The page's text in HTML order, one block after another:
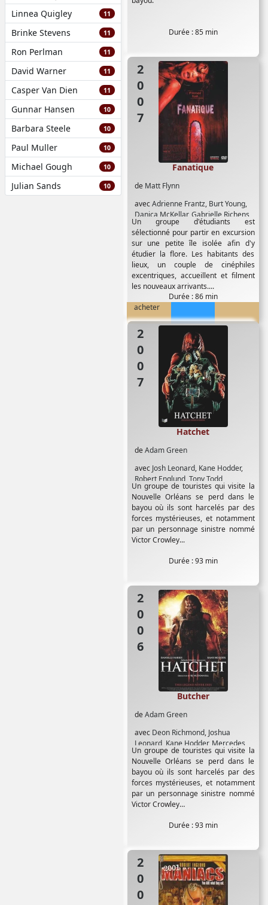
Linnea Quigley 11
Brinke Stevens 11
Ron Perlman 11
David Warner 11
Casper Van Dien 11
Gunnar Hansen 10
Barbara Steele 10
Paul Muller 10
Michael Gough 10
Julian Sands 10
McNab
Durée : 85 min
2007
de Matt Flynn
avecAdrienne Frantz, Burt Young,
Danica McKellar, Gabrielle Richens
Jay Kenneth Johnson,Juliet Landau,
Justin Chon ,Kane Hodder, Tony
Burton, Travis Schuldt,William
Fordythe
Fanatique
Un groupe d'étudiants est
sélectionné pour partir en excursion
sur une petite île isolée afin d'y
étudier la flore. Les habitants des
lieux, un couple de cinéphiles
excentriques, accueillent et filment
les nouveaux arrivants....
Durée : 86 min
acheter
2007
deAdam Green
avec Josh Leonard, Kane Hodder,
Robert Englund, Tony Todd
Hatchet
Un groupe de touristes qui visite la
Nouvelle Orléans se perd dans le
bayou où ils sont harcelés par des
forces mystérieuses, et notamment
par un personnage sinistre nommé
Victor Crowley...
Durée : 93 min
2006
deAdam Green
avec Deon Richmond, Joshua
Leonard, Kane Hodder, Mercedes
McNar,Parry Shen,Robert Englund,
Tony Todd
Butcher
Un groupe de touristes qui visite la
Nouvelle Orléans se perd dans le
bayou où ils sont harcelés par des
forces mystérieuses, et notamment
par un personnage sinistre nommé
Victor Crowley…
Durée : 93 min
2004